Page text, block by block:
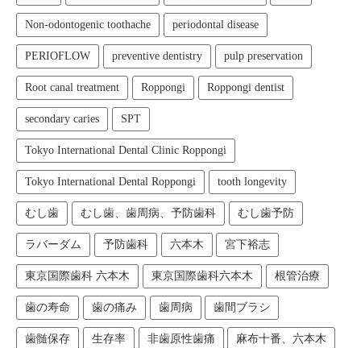
Non-odontogenic toothache periodontal disease
PERIOFLOW preventive dentistry pulp preservation
Root canal treatment Roppongi Roppongi dentist
secondary caries SPT
Tokyo International Dental Clinic Roppongi
Tokyo International Dental Roppongi tooth longevity
むし歯 むし歯、歯周病、予防歯科 むし歯予防
ラバーダム 予防歯科 六本木 宮下裕志
東京国際歯科 六本木 東京国際歯科六本木 根管治療
歯の寿命 歯の痛み 歯周病 歯間ブラシ
歯髄保存 生存率 非歯原性歯痛 麻布十番、六本木